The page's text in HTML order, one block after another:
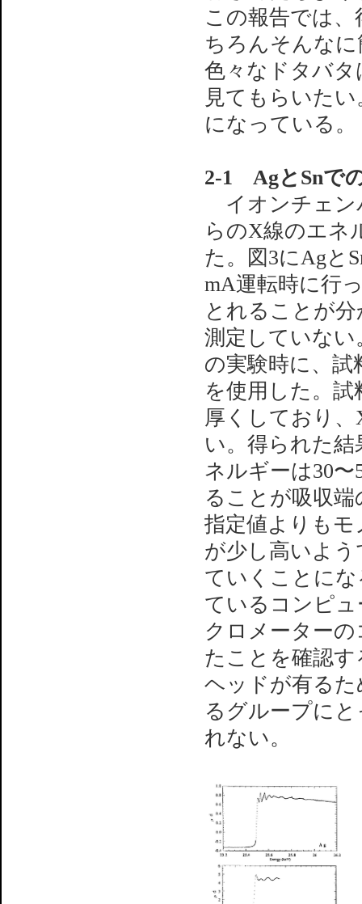
この報告では
ちろんそんな
色々なドタバ
見てもらいた
になっている。
2-1 AgとSnで
イオンチェン
らのX線のエネ
た。図3にAgと
mA運転時に行
とれることが
測定していない
の実験時に、
を使用した。
厚くしており
い。得られた
ネルギーは30
ることが吸収
指定値よりも
が少し高いよ
ていくことに
ているコンピ
クロメーター
たことを確認
ヘッドが有る
るグループに
れない。